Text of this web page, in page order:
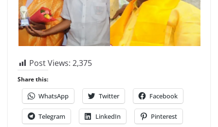
Post Views: 2,375
Share this:
WhatsApp Twitter Facebook
Telegram LinkedIn Pinterest